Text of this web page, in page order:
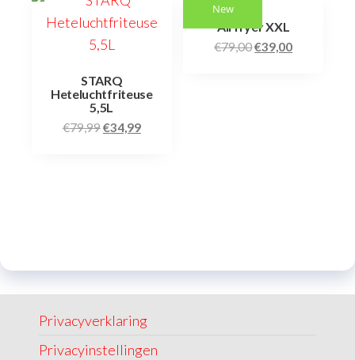
STARQ
Heteluchtfriteuse
5,5L
€79,99€34,99
New
Airfryer XXL
€79,00€39,00
Privacyverklaring
Privacyinstellingen